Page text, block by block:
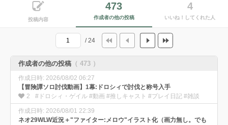
投稿内容
473
作成者の他の投稿
4
いいね！してくれた人
/ 24
作成者の他の投稿 （ 473 ）
作成日時: 2026/08/02 06:27
【冒険譚ソロ討伐動画】1幕:ドロシィで討伐と称号入手
2
#ドロシィ・ゲイル #動画 #推しキャスト #プレイ日記 #雑談
作成日時: 2026/08/01 22:39
ネオ29WLW近況＋"ファイター:メロウ"イラスト化（画力無し。でも